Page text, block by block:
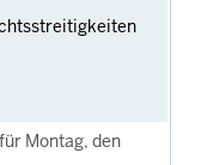
Montag, den